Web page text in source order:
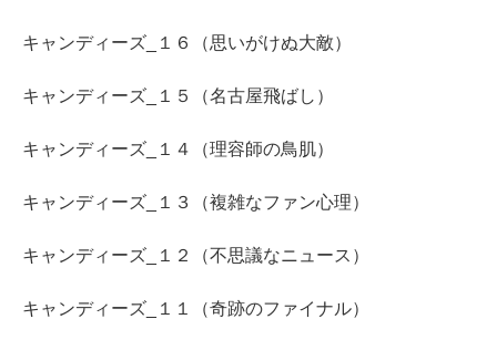
キャンディーズ_１６（思いがけぬ大敵）
キャンディーズ_１５（名古屋飛ばし）
キャンディーズ_１４（理容師の鳥肌）
キャンディーズ_１３（複雑なファン心理）
キャンディーズ_１２（不思議なニュース）
キャンディーズ_１１（奇跡のファイナル）